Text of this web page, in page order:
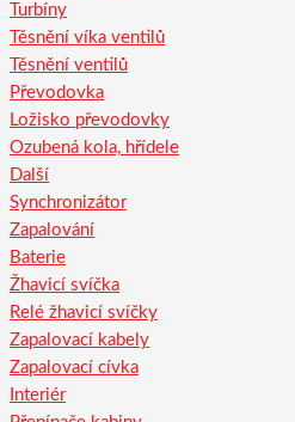
Turbíny
Těsnění víka ventilů
Těsnění ventilů
Převodovka
Ložisko převodovky
Ozubená kola, hřídele
Další
Synchronizátor
Zapalování
Baterie
Žhavicí svíčka
Relé žhavicí svíčky
Zapalovací kabely
Zapalovací cívka
Interiér